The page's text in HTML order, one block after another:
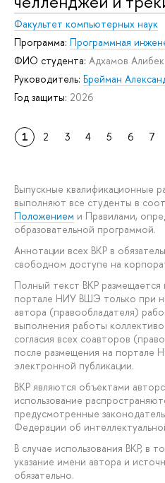
Факультет компьютерных наук
Программа: Программная
ФИО студента: Адхамов
Руководитель: Брейман
Год защиты: 2026
1 2 3 4 5 6 7
Выпускные
выполняют все студенты в
Положением и Правилами,
образовательной программой.
Аннотации всех ВКР в
свободном доступе на
Полный текст ВКР
портале НИУ ВШЭ только при
автора (правообладателя)
выполнения работы
согласия всех соавторов
после размещения на портале
электронной публикации.
ВКР являются объектами
использование
предусмотренные
Федерации об
В случае использования ВКР, в
указание имени автора и
обязательно.